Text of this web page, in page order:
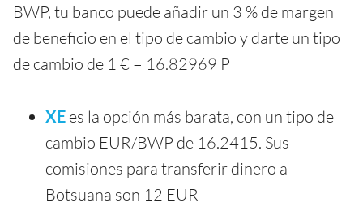
BWP, tu banco puede añadir un 3 % de margen
de beneficio en el tipo de cambio y darte un tipo
de cambio de 1 € = 16.82969 P
XE es la opción más barata, con un tipo de
cambio EUR/BWP de 16.2415. Sus
comisiones para transferir dinero a
Botsuana son 12 EUR